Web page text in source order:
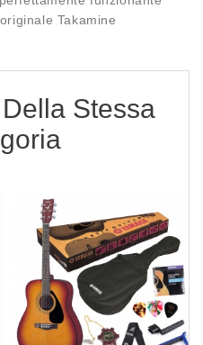
Takamine
Stessa